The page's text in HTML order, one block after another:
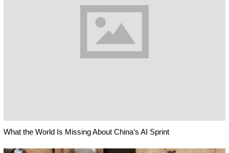
What the World Is Missing About China’s AI Sprint